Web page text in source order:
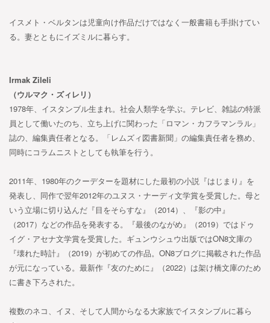
イスメト・ベルタンは児童向け作品だけではなく一般書籍も手掛けてい
る。妻とともにイズミルに暮らす。
Irmak Zileli
（ウルマク・ズィレリ）
1978年、イスタンブル生まれ。社会人類学を学ぶ。テレビ、雑誌の特派
員として働いたのち、立ち上げに関わった「ロマン・カフラマンラル」
誌の、編集責任者となる。「レムズィ図書新聞」の編集責任者を務め、
同時にコラムニストとしても執筆を行う。
2011年、1980年のクーデターを題材にした最初の小説『はじまり』を
発表し、同作で翌年2012年のユヌス・ナーディ文学賞を受賞した。母と
いう立場に切り込んだ『目をそらすな』（2014）、『影の中』
（2017）などの作品を発表する。『最後のながめ』（2019）ではドゥ
イグ・アセナ文学賞を受賞した。ギュンウシュウ出版ではON8文庫の
『壊れた時計』（2019）が初めての作品。ON8ブログに掲載された作品
が元になっている。最新作『友のために』（2022）は架け橋文庫のため
に書き下ろされた。
複数のネコ、イヌ、そして人間からなる大家族でイスタンブルに暮ら